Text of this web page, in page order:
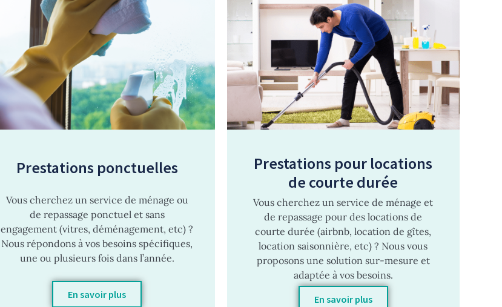
Prestations ponctuelles
Vous cherchez un service de ménage ou
de repassage ponctuel et sans
engagement (vitres, déménagement, etc) ?
Nous répondons à vos besoins spécifiques,
une ou plusieurs fois dans l’année.
En savoir plus
Prestations pour locations
de courte durée
Vous cherchez un service de ménage et
de repassage pour des locations de
courte durée (airbnb, location de gîtes,
location saisonnière, etc) ? Nous vous
proposons une solution sur-mesure et
adaptée à vos besoins.
En savoir plus